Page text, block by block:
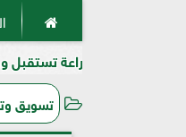
تستقبل وفدا دوليا لتطوير
تسويق